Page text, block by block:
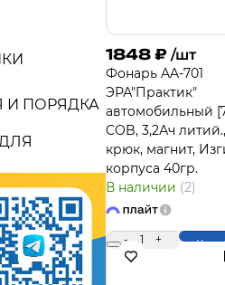
И ПОРЯДКА
1848 ₽ /шт
Фонарь AA-701
ЭРА"Практик"
автомобильный
COB, 3,2Ач литий.,
крюк, магнит,
корпуса 40гр.
В наличии (2)
- 1 +